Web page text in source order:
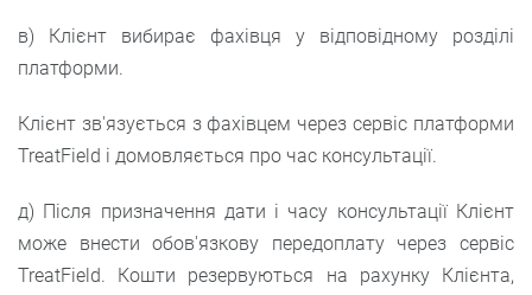
в) Клієнт вибирає фахівця у відповідному розділі
платформи.
Клієнт зв'язується з фахівцем через сервіс платформи
TreatField і домовляється про час консультації.
д) Після призначення дати і часу консультації Клієнт
може внести обов'язкову передоплату через сервіс
TreatField. Кошти резервуються на рахунку Клієнта,